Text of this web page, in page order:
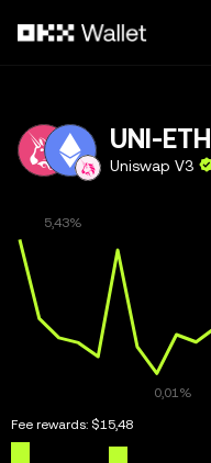
UNI-ETH
Uniswap V3
Fee rewards: $15,48